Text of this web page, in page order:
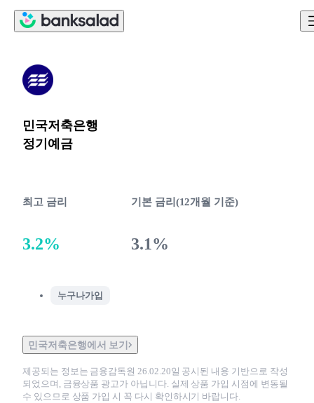
민국저축은행
정기예금
최고 금리
3.2%
기본 금리(12개월 기준)
3.1%
누구나가입
민국저축은행에서 보기
제공되는 정보는 금융감독원26.02.20일 공시된 내용 기반으로 작성
되었으며, 금융상품 광고가 아닙니다. 실제 상품 가입 시점에 변동될
수 있으므로 상품 가입 시 꼭 다시 확인하시기 바랍니다.